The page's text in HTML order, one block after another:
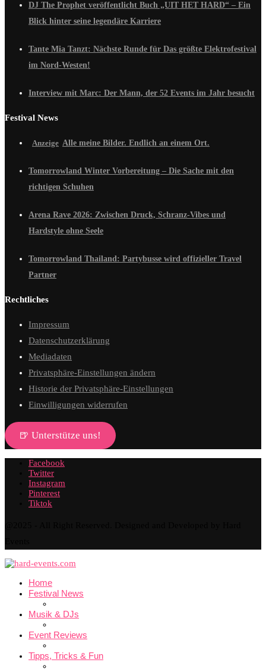
DJ The Prophet veröffentlicht Buch „UIT HET HARD“ – Ein
Blick hinter seine legendäre Karriere
Tante Mia Tanzt: Nächste Runde für Das größte Elektrofestival
im Nord-Westen!
Interview mit Marc: Der Mann, der 52 Events im Jahr besucht
Festival News
Alle meine Bilder. Endlich an einem Ort.
Tomorrowland Winter Vorbereitung – Die Sache mit den
richtigen Schuhen
Arena Rave 2026: Zwischen Druck, Schranz-Vibes und
Hardstyle ohne Seele
Tomorrowland Thailand: Partybusse wird offizieller Travel
Partner
Rechtliches
Impressum
Datenschutzerklärung
Mediadaten
Privatsphäre-Einstellungen ändern
Historie der Privatsphäre-Einstellungen
Einwilligungen widerrufen
🍺 Unterstütze uns!
Facebook
Twitter
Instagram
Pinterest
Tiktok
Home
Festival News
Musik & DJs
Event Reviews
Tipps, Tricks & Fun